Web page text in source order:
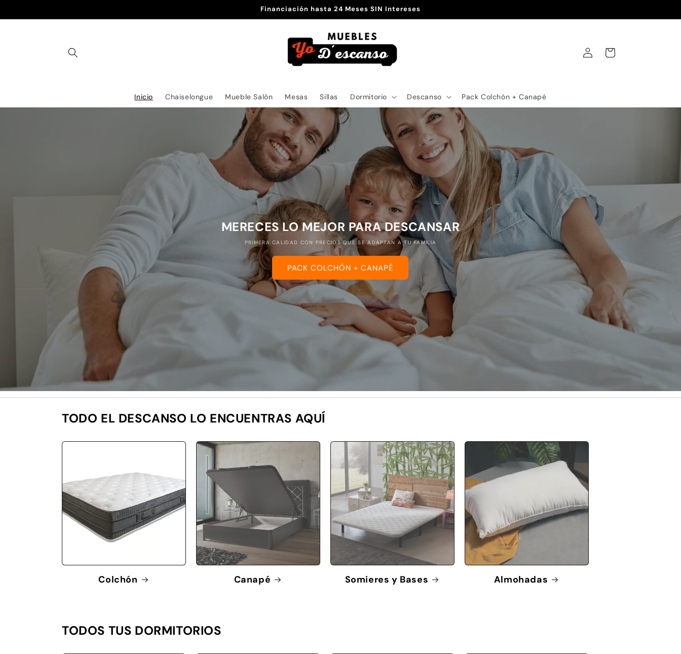
al contenido
Financiación hasta 24 Meses SIN Intereses
Inicio Chaiselongue Mueble Salón Mesas Sillas Dormitorio Descanso Pack Colchón + Canapé
Iniciar
sesión
Carrito
MERECES LO MEJOR PARA DESCANSAR
PRIMERA CALIDAD CON PRECIOS QUE SE ADAPTAN A TU FAMILIA
PACK COLCHÓN + CANAPÉ
TODO EL DESCANSO LO ENCUENTRAS AQUÍ
Colchón Canapé Somieres y Bases Almohadas
TODOS TUS DORMITORIOS